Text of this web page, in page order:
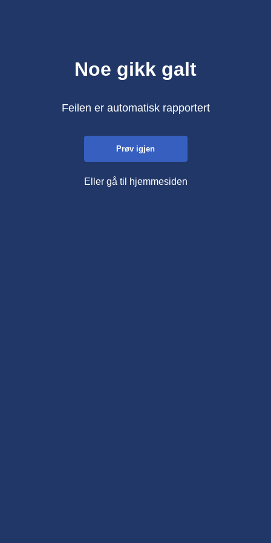
Noe gikk galt
Feilen er automatisk rapportert
Prøv igjen
Eller gå til hjemmesiden